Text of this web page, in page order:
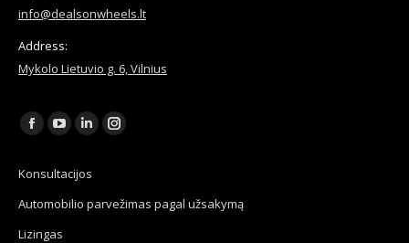
info@dealsonwheels.lt
Address:
Mykolo Lietuvio g. 6, Vilnius
Find us on:
Facebook
opens
in
new
YouTube
opens
in
new
Linkedin
opens
in
Instagram
in
Konsultacijos
Automobilio parvežimas pagal užsakymą
Lizingas